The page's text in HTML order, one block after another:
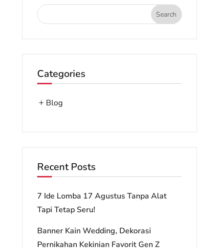
Categories
Blog
Recent Posts
7 Ide Lomba 17 Agustus Tanpa Alat
Tapi Tetap Seru!
Banner Kain Wedding, Dekorasi
Pernikahan Kekinian Favorit Gen Z